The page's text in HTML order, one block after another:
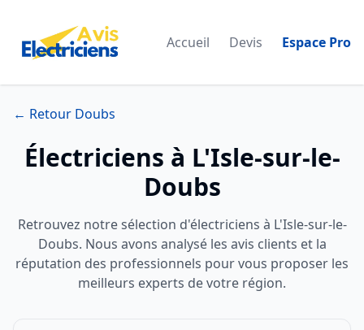
Accueil Devis Espace Pro
← Retour Doubs
Électriciens à L'Isle-sur-le-
Doubs
Retrouvez notre sélection d'électriciens à L'Isle-sur-le-
Doubs. Nous avons analysé les avis clients et la
réputation des professionnels pour vous proposer les
meilleurs experts de votre région.